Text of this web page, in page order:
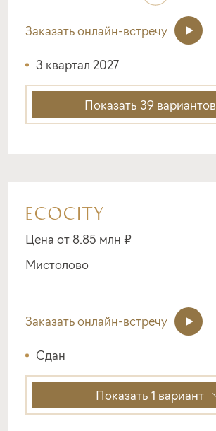
Заказать онлайн-встречу
3 квартал 2027
Показать 39 вариантов
ECOCITY
Цена от 8.85 млн ₽
Мистолово
Заказать онлайн-встречу
Сдан
Показать 1 вариант